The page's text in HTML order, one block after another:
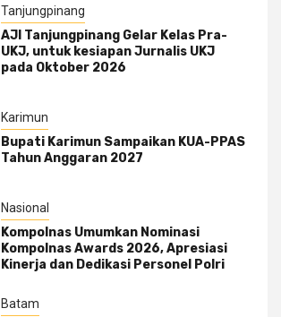
Tanjungpinang
AJI Tanjungpinang Gelar Kelas Pra-
UKJ, untuk kesiapan Jurnalis UKJ
pada Oktober 2026
Karimun
Bupati Karimun Sampaikan KUA-PPAS
Tahun Anggaran 2027
Nasional
Kompolnas Umumkan Nominasi
Kompolnas Awards 2026, Apresiasi
Kinerja dan Dedikasi Personel Polri
Batam